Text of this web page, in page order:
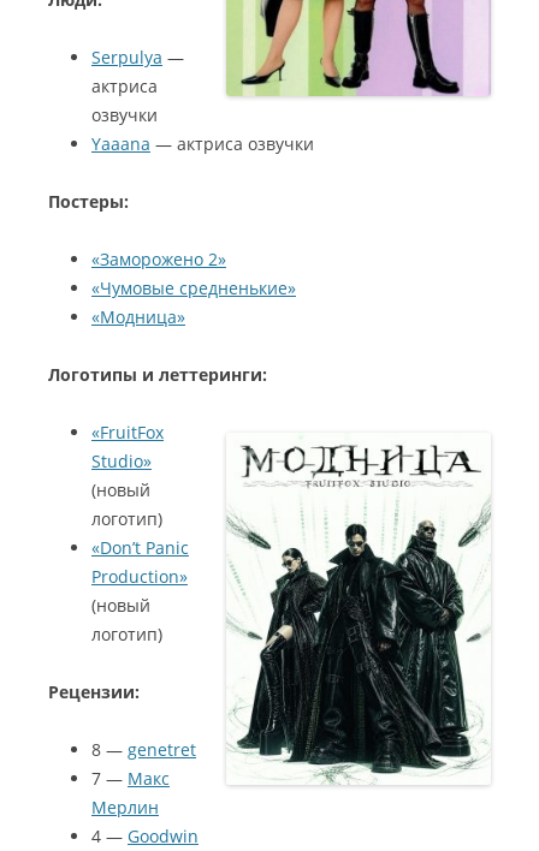
Serpulya —
актриса
озвучки
Yaaana — актриса озвучки
Постеры:
«Заморожено 2»
«Чумовые средненькие»
«Модница»
Логотипы и леттеринги:
«FruitFox
Studio»
(новый
логотип)
«Don’t Panic
Production»
(новый
логотип)
Рецензии:
8 — genetret
7 — Макс
Мерлин
4 — Goodwin